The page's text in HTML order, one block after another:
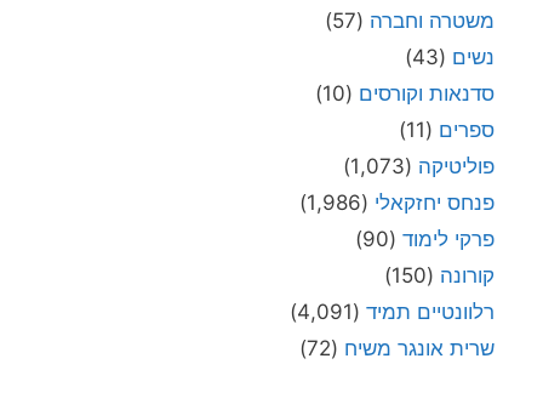
משטרה וחברה (57)
נשים (43)
סדנאות וקורסים (10)
ספרים (11)
פוליטיקה (1,073)
פנחס יחזקאלי (1,986)
פרקי לימוד (90)
קורונה (150)
רלוונטיים תמיד (4,091)
שרית אונגר משיח (72)